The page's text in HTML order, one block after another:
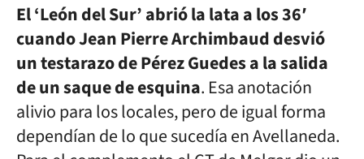
El ‘León del Sur’ abrió la lata a los 36′
cuando Jean Pierre Archimbaud desvió
un testarazo de Pérez Guedes a la salida
de un saque de esquina. Esa anotación
alivio para los locales, pero de igual forma
dependían de lo que sucedía en Avellaneda.